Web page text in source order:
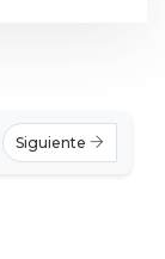
Siguiente